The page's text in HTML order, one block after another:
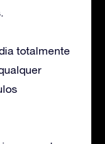
totalmente